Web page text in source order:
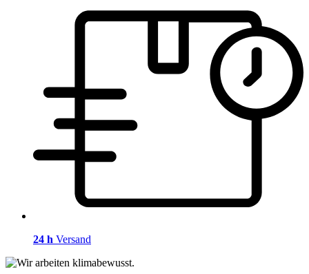
24 h Versand